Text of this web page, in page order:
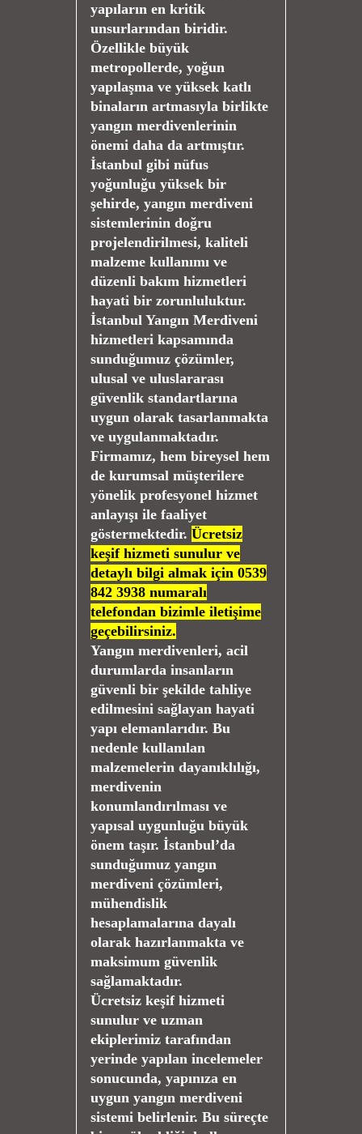
yapıların en kritik
unsurlarından biridir.
Özellikle büyük
metropollerde, yoğun
yapılaşma ve yüksek katlı
binaların artmasıyla birlikte
yangın merdivenlerinin
önemi daha da artmıştır.
İstanbul gibi nüfus
yoğunluğu yüksek bir
şehirde, yangın merdiveni
sistemlerinin doğru
projelendirilmesi, kaliteli
malzeme kullanımı ve
düzenli bakım hizmetleri
hayati bir zorunluluktur.
İstanbul Yangın Merdiveni
hizmetleri kapsamında
sunduğumuz çözümler,
ulusal ve uluslararası
güvenlik standartlarına
uygun olarak tasarlanmakta
ve uygulanmaktadır.
Firmamız, hem bireysel hem
de kurumsal müşterilere
yönelik profesyonel hizmet
anlayışı ile faaliyet
göstermektedir. Ücretsiz
keşif hizmeti sunulur ve
detaylı bilgi almak için 0539
842 3938 numaralı
telefondan bizimle iletişime
geçebilirsiniz.
Yangın merdivenleri, acil
durumlarda insanların
güvenli bir şekilde tahliye
edilmesini sağlayan hayati
yapı elemanlarıdır. Bu
nedenle kullanılan
malzemelerin dayanıklılığı,
merdivenin
konumlandırılması ve
yapısal uygunluğu büyük
önem taşır. İstanbul’da
sunduğumuz yangın
merdiveni çözümleri,
mühendislik
hesaplamalarına dayalı
olarak hazırlanmakta ve
maksimum güvenlik
sağlamaktadır.
Ücretsiz keşif hizmeti
sunulur ve uzman
ekiplerimiz tarafından
yerinde yapılan incelemeler
sonucunda, yapınıza en
uygun yangın merdiveni
sistemi belirlenir. Bu süreçte